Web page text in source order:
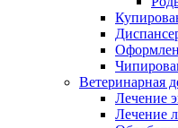
Ветеринарная
Лечение
Лечение